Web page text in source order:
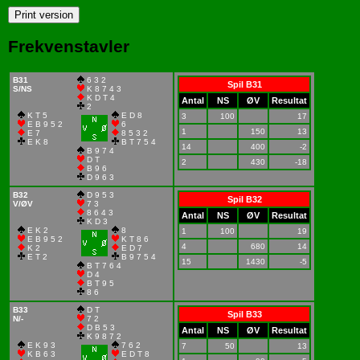
Frekvenstavler
B31
S/NS
6 3 2
K 8 7 4 3
K D T 4
2
K T 5
E B 9 5 2
E 7
E K 8
E D 8
6
8 5 3 2
B T 7 5 4
B 9 7 4
D T
B 9 6
D 9 6 3
Spil B31
Antal
NS ØV Resultat
3 100
17
1
150
13
14
400
-2
2
430 -18
B32
V/ØV
D 9 5 3
7 3
8 6 4 3
K D 3
E K 2
E B 9 5 2
K 2
E T 2
8
K T 8 6
E D 7
B 9 7 5 4
B T 7 6 4
D 4
B T 9 5
8 6
Spil B32
Antal
NS ØV Resultat
1 100
19
4
680
14
15
1430 -5
B33
N/-
D T
7 2
D B 5 3
K 9 8 7 2
E K 9 3
K B 6 3
7 6 2
E D T 8
Spil B33
Antal
NS ØV Resultat
7 50
13